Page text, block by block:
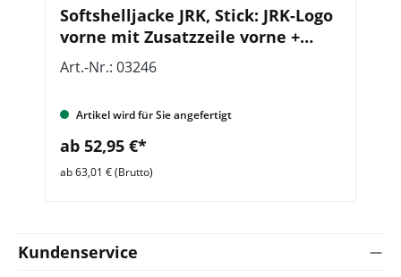
Softshelljacke JRK, Stick: JRK-Logo
vorne mit Zusatzzeile vorne +
hinten
Art.-Nr.: 03246
Artikel wird für Sie angefertigt
ab 52,95 €*
ab 63,01 € (Brutto)
Kundenservice